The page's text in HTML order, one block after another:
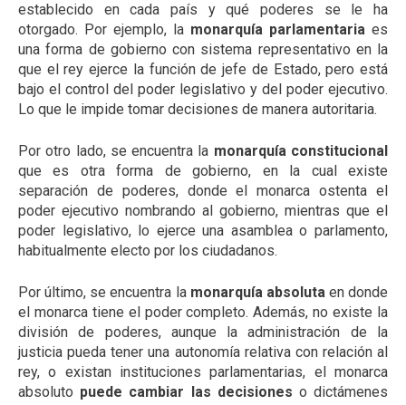
establecido en cada país y qué poderes se le ha
otorgado. Por ejemplo, la monarquía parlamentaria es
una forma de gobierno con sistema representativo en la
que el rey ejerce la función de jefe de Estado, pero está
bajo el control del poder legislativo y del poder ejecutivo.
Lo que le impide tomar decisiones de manera autoritaria.
Por otro lado, se encuentra la monarquía constitucional
que es otra forma de gobierno, en la cual existe
separación de poderes, donde el monarca ostenta el
poder ejecutivo nombrando al gobierno, mientras que el
poder legislativo, lo ejerce una asamblea o parlamento,
habitualmente electo por los ciudadanos.
Por último, se encuentra la monarquía absolutaen donde
el monarca tiene el poder completo. Además, no existe la
división de poderes, aunque la administración de la
justicia pueda tener una autonomía relativa con relación al
rey, o existan instituciones parlamentarias, el monarca
absoluto puede cambiar las decisiones o dictámenes